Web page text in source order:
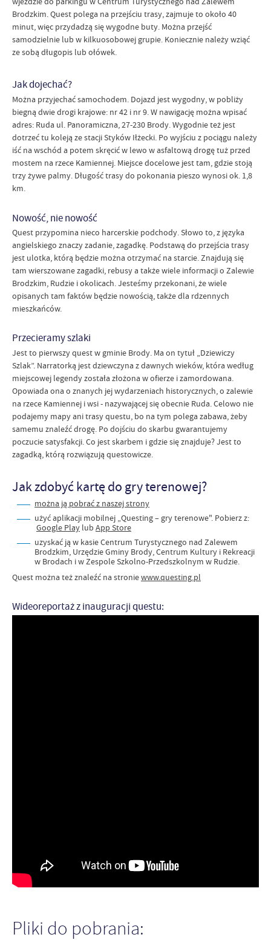
Brodzkim. Quest polega na przejściu trasy, zajmuje to około 40
minut, więc przydadzą się wygodne buty. Można przejść
samodzielnie lub w kilkuosobowej grupie. Koniecznie należy wziąć
ze sobą długopis lub ołówek.
Jak dojechać?
Można przyjechać samochodem. Dojazd jest wygodny, w pobliży
biegną dwie drogi krajowe: nr 42 i nr 9. W nawigację można wpisać
adres: Ruda ul. Panoramiczna, 27-230 Brody. Wygodnie też jest
dotrzeć tu koleją ze stacji Styków Iłżecki. Po wyjściu z pociągu należy
iść na wschód a potem skręcić w lewo w asfaltową drogę tuż przed
mostem na rzece Kamiennej. Miejsce docelowe jest tam, gdzie stoją
trzy żywe palmy. Długość trasy do pokonania pieszo wynosi ok. 1,8
km.
Nowość, nie nowość
Quest przypomina nieco harcerskie podchody. Słowo to, z języka
angielskiego znaczy zadanie, zagadkę. Podstawą do przejścia trasy
jest ulotka, którą będzie można otrzymać na starcie. Znajdują się
tam wierszowane zagadki, rebusy a także wiele informacji o Zalewie
Brodzkim, Rudzie i okolicach. Jesteśmy przekonani, że wiele
opisanych tam faktów będzie nowością, także dla rdzennych
mieszkańców.
Przecieramy szlaki
Jest to pierwszy quest w gminie Brody. Ma on tytuł „Dziewiczy
Szlak”. Narratorką jest dziewczyna z dawnych wieków, która według
miejscowej legendy została złożona w ofierze i zamordowana.
Opowiada ona o znanych jej wydarzeniach historycznych, o zalewie
na rzece Kamiennej i wsi - nazywającej się obecnie Ruda. Celowo nie
podajemy mapy ani trasy questu, bo na tym polega zabawa, żeby
samemu znaleźć drogę. Po dojściu do skarbu gwarantujemy
poczucie satysfakcji. Co jest skarbem i gdzie się znajduje? Jest to
zagadką, którą rozwiązują questowicze.
Jak zdobyć kartę do gry terenowej?
można ją pobrać z naszej strony
użyć aplikacji mobilnej „Questing – gry terenowe". Pobierz z:
Google Play lub App Store
uzyskać ją w kasie Centrum Turystycznego nad Zalewem
Brodzkim, Urzędzie Gminy Brody, Centrum Kultury i Rekreacji
w Brodach i w Zespole Szkolno-Przedszkolnym w Rudzie.
Quest można też znaleźć na stroniewww.questing.pl
Wideoreportaż z inauguracji questu:
Pliki do pobrania: